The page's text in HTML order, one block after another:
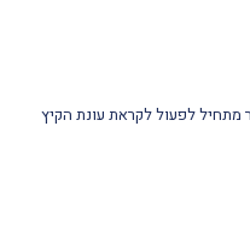
מתחיל לפעול לקראת עונת הקיץ